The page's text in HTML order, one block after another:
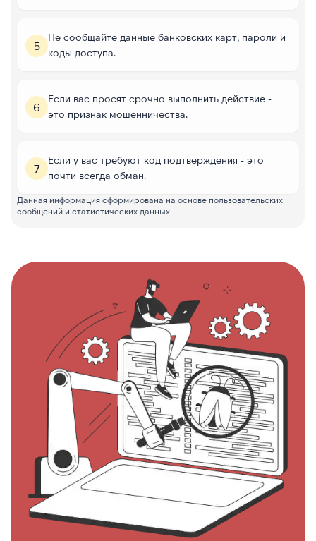
5
Не сообщайте данные банковских карт, пароли и
коды доступа.
6
Если вас просят срочно выполнить действие -
это признак мошенничества.
7
Если у вас требуют код подтверждения - это
почти всегда обман.
Данная информация сформирована на основе пользовательских
сообщений и статистических данных.